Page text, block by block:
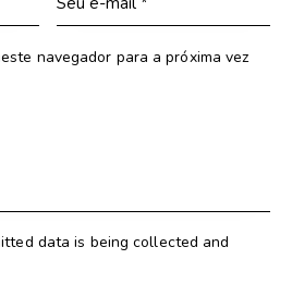
navegador para a próxima vez
data is being collected and